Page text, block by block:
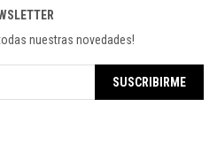
nuestras novedades!
SUSCRIBIRME